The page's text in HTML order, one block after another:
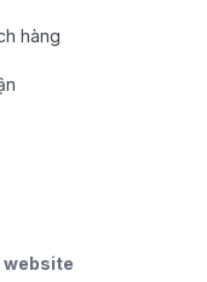
hàng
website